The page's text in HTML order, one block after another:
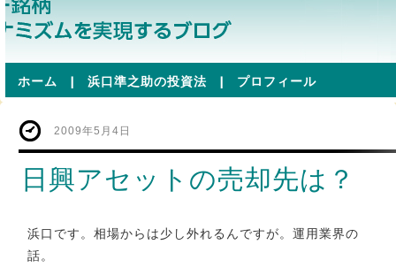
ホーム | 浜口準之助の投資法 | プロフィール
2009年5月4日
日興アセットの売却先は？
浜口です。相場からは少し外れるんですが。運用業界の
話。